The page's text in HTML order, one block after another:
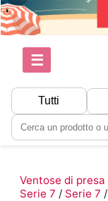
☰
Tutti
Ventose di presa
Serie 7 / Serie 7